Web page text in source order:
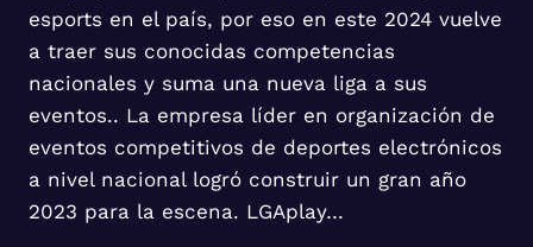
esports en el país, por eso en este 2024 vuelve
a traer sus conocidas competencias
nacionales y suma una nueva liga a sus
eventos.. La empresa líder en organización de
eventos competitivos de deportes electrónicos
a nivel nacional logró construir un gran año
2023 para la escena. LGAplay…